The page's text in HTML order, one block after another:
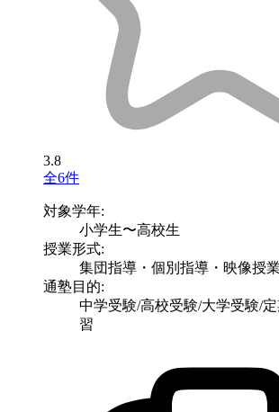
3.8
全6件
対象学年:
小学生〜高校生
授業形式:
集団指導・個別指導・映像授業
通塾目的:
中学受験/高校受験/大学受験/
習